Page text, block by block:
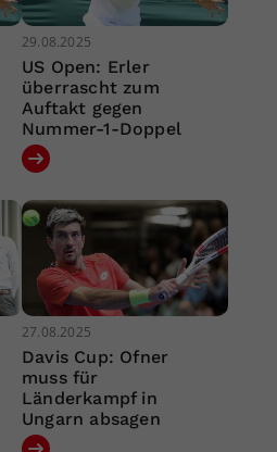
29.08.2025
US Open: Erler
überrascht zum
Auftakt gegen
Nummer-1-Doppel
27.08.2025
Davis Cup: Ofner
muss für
Länderkampf in
Ungarn absagen